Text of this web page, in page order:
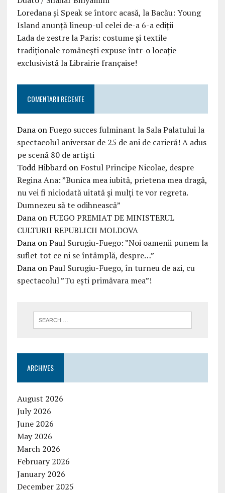
Loredana și Speak se întorc acasă, la Bacău: Young
Island anunță lineup-ul celei de-a 6-a ediții
Lada de zestre la Paris: costume și textile
tradiționale românești expuse într-o locație
exclusivistă la Librairie française!
COMENTARII RECENTE
Danaon Fuego succes fulminant la Sala Palatului la
spectacolul aniversar de 25 de ani de carieră! A adus
pe scenă 80 de artiști
Todd Hibbardon Fostul Principe Nicolae, despre
Regina Ana: ”Bunica mea iubită, prietena mea dragă,
nu vei fi niciodată uitată şi mulţi te vor regreta.
Dumnezeu să te odihnească”
Danaon FUEGO PREMIAT DE MINISTERUL
CULTURII REPUBLICII MOLDOVA
DanaonPaul Surugiu-Fuego: ”Noi oamenii punem la
suflet tot ce ni se întâmplă, despre…”
DanaonPaul Surugiu-Fuego, în turneu de azi, cu
spectacolul ”Tu ești primăvara mea”!
ARCHIVES
August 2026
July 2026
June 2026
May 2026
March 2026
February 2026
January 2026
December 2025